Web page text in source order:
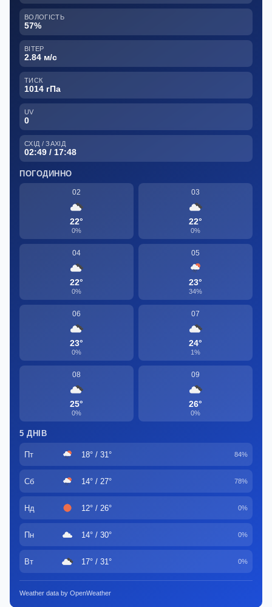
ВОЛОГІСТЬ
57%
ВІТЕР
2.84 м/с
ТИСК
1014 гПа
UV
0
СХІД / ЗАХІД
02:49 / 17:48
ПОГОДИННО
02
22°
0%
03
22°
0%
04
22°
0%
05
23°
34%
06
23°
0%
07
24°
1%
08
25°
0%
09
26°
0%
5 ДНІВ
Пт 18° / 31° 84%
Сб 14° / 27° 78%
Нд 12° / 26° 0%
Пн 14° / 30° 0%
Вт 17° / 31° 0%
Weather data by OpenWeather